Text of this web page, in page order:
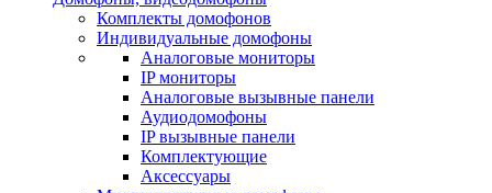
Комплекты домофонов
Индивидуальные домофоны
Аналоговые мониторы
IP мониторы
Аналоговые вызывные панели
Аудиодомофоны
IP вызывные панели
Комплектующие
Аксессуары